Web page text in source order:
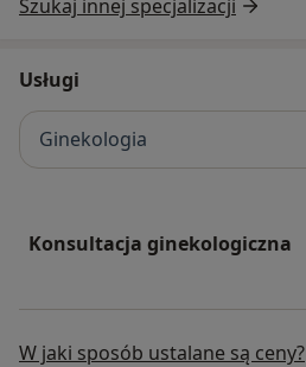
Szukaj innej specjalizacji
Usługi
Ginekologia
Konsultacja ginekologiczna
W jaki sposób ustalane są ceny?